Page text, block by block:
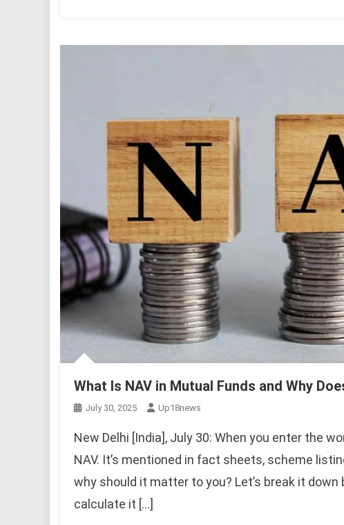
What Is NAV in Mutual Funds and Why
July 30, 2025 Up18news
New Delhi [India], July 30: When you enter the
NAV. It’s mentioned in fact sheets, scheme
why should it matter to you? Let’s break it
calculate it […]